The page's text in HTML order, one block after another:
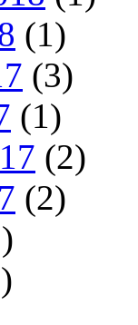
(1)
(3)
(1)
(2)
(2)